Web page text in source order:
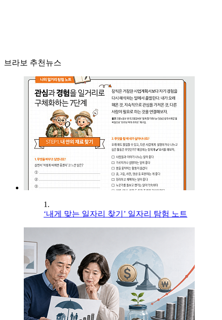
브라보 추천뉴스
1.
‘내게 맞는 일자리 찾기’ 일자리 탐험 노트